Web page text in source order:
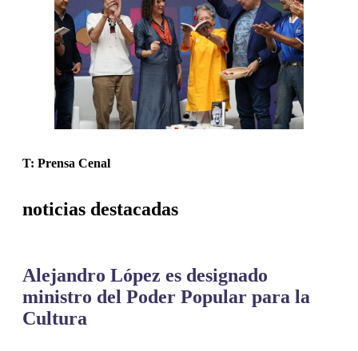
T: Prensa Cenal
noticias destacadas
Alejandro López es designado
ministro del Poder Popular para la
Cultura